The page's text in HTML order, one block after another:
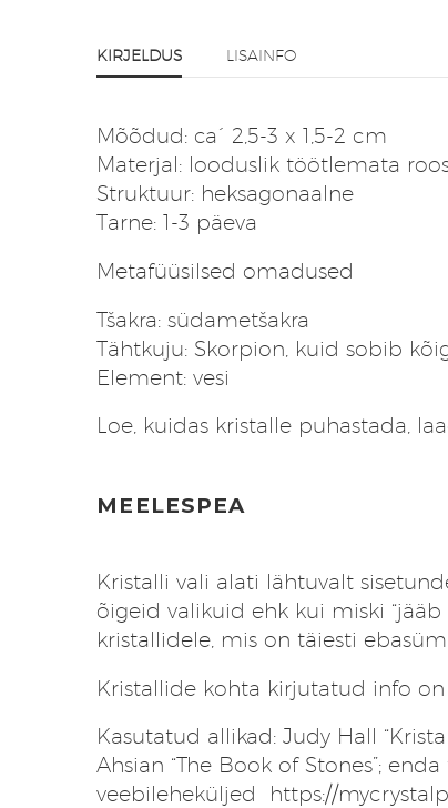
KIRJELDUS LISAINFO
Mõõdud: ca´ 2,5-3 x 1,5-2 cm
Materjal: looduslik töötlemata
Struktuur: heksagonaalne
Tarne: 1-3 päeva
Metafüüsilsed omadused
Tšakra: südametšakra
Tähtkuju: Skorpion, kuid sobib
Element: vesi
Loe, kuidas kristalle puhastada,
MEELESPEA
Kristalli vali alati lähtuvalt
õigeid valikuid ehk kui miski
kristallidele, mis on täiesti
Kristallide kohta kirjutatud info
Kasutatud allikad: Judy Hall
Ahsian “The Book of Stones”;
veebileheküljed
https://